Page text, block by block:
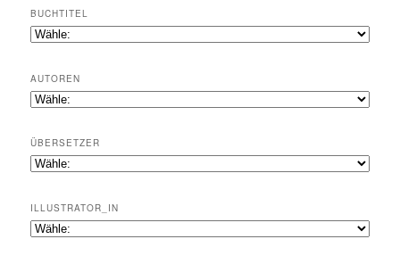
BUCHTITEL
AUTOREN
ÜBERSETZER
ILLUSTRATOR_IN